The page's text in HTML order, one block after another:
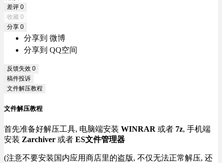
差评 0
收藏 0
分享 0
分享到 微博
分享到 QQ空间
反馈失效 0
稿件投诉
文件解压教程
文件解压教程
首先准备好解压工具, 电脑端安装 WINRAR 或者 7z, 手机端
安装 Zarchiver 或者 ES文件管理器
(注意不要安装国内应用商店里的盗版, 不仅无法正常解压, 还